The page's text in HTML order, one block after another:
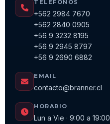
TELÉFONOS
+562 2984 7670
+562 2840 0905
+56 9 3232 8195
+56 9 2945 8797
+56 9 2690 6882
EMAIL
contacto@branner.cl
HORARIO
Lun a Vie · 9:00 a 19:00